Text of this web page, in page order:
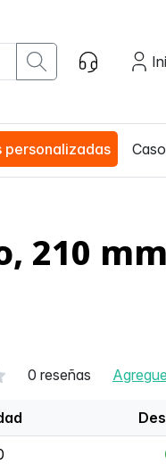
personalizadas
210
0 reseñas